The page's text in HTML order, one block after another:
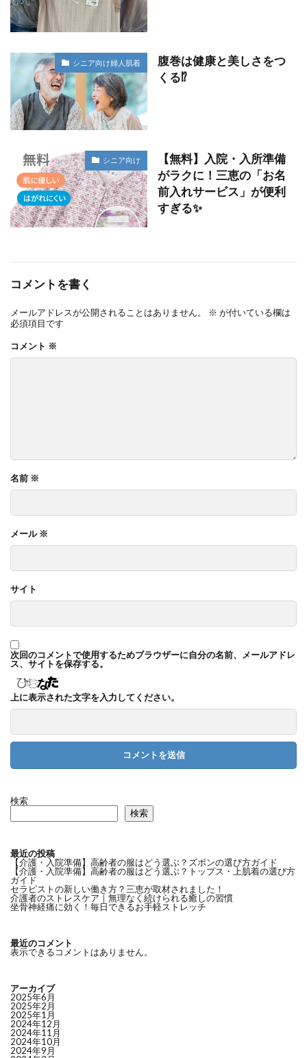
シニア向け婦人肌着
腹巻は健康と美しさをつ
くる⁉︎
シニア向け
【無料】入院・入所準備
がラクに！三恵の「お名
前入れサービス」が便利
すぎる✨
コメントを書く
メールアドレスが公開されることはありません。 ※ が付いている欄は
必須項目です
コメント ※
名前 ※
メール ※
サイト
次回のコメントで使用するためブラウザーに自分の名前、メールアドレ
ス、サイトを保存する。
上に表示された文字を入力してください。
検索
検索
最近の投稿
【介護・入院準備】高齢者の服はどう選ぶ？ズボンの選び方ガイド
【介護・入院準備】高齢者の服はどう選ぶ？トップス・上肌着の選び方
ガイド
セラピストの新しい働き方？三恵が取材されました！
介護者のストレスケア｜無理なく続けられる癒しの習慣
坐骨神経痛に効く！毎日できるお手軽ストレッチ
最近のコメント
表示できるコメントはありません。
アーカイブ
2025年6月
2025年2月
2025年1月
2024年12月
2024年11月
2024年10月
2024年9月